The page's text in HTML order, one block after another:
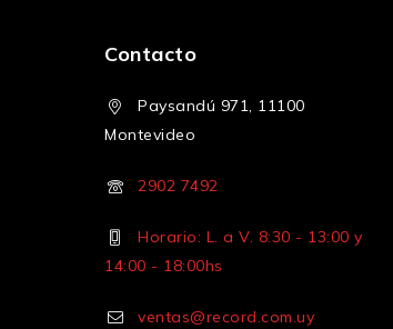
Contacto
Paysandú 971, 11100
Montevideo
2902 7492
Horario: L. a V. 8:30 - 13:00 y
14:00 - 18:00hs
ventas@record.com.uy